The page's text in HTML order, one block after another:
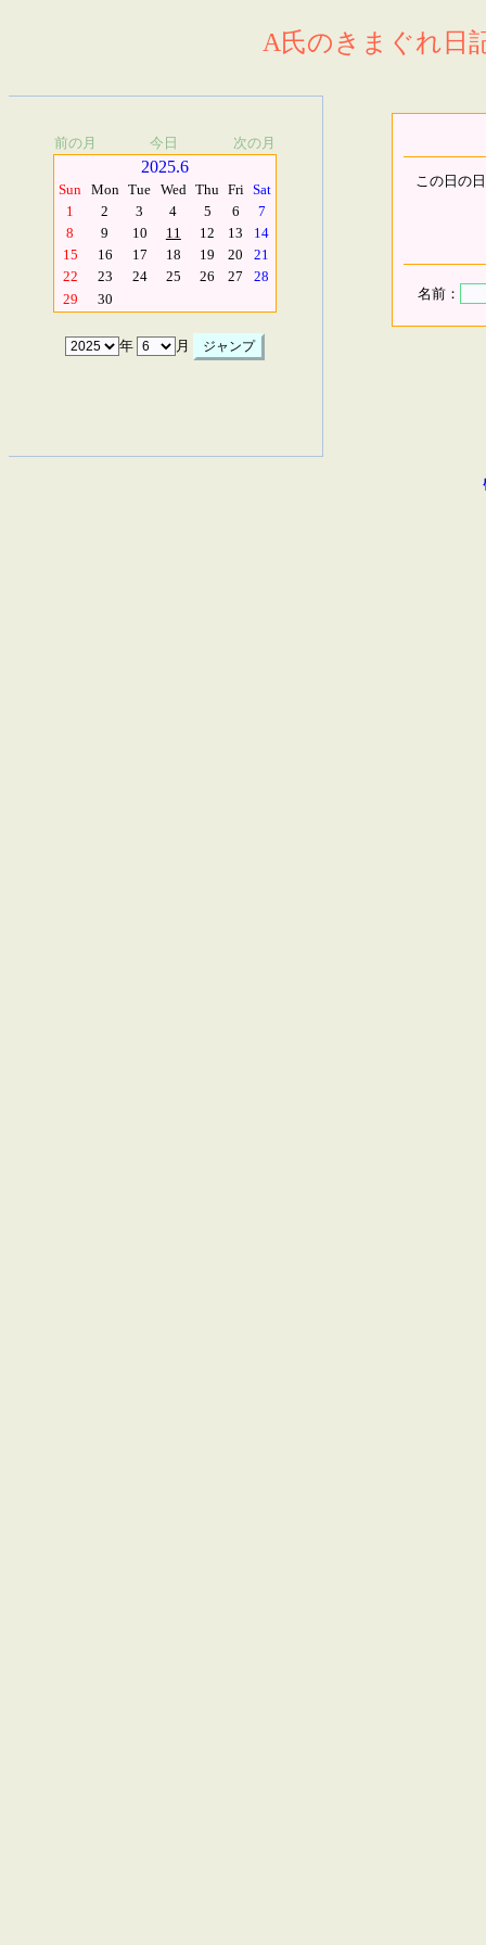
A氏のきまぐれ日
前の月 今日 次の月
2025.6
Sun Mon Tue Wed Thu Fri Sat
1
2 3 4 5 6
7
8
9 10 11 12 13
14
15
16 17 18 19 20
21
22
23 24 25 26 27
28
29
30
年 月
この日の
名前：